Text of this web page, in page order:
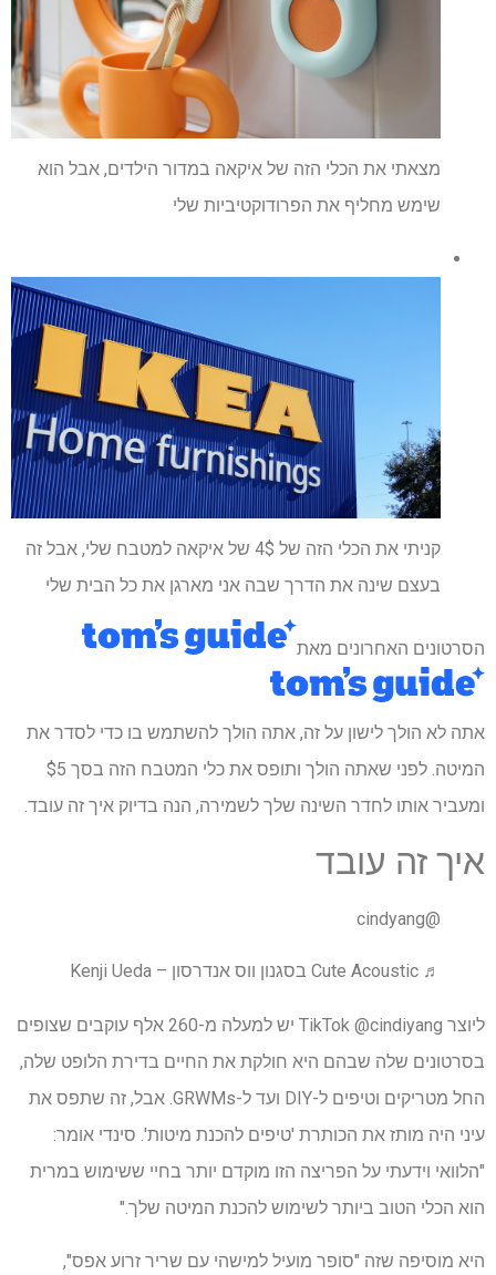
מצאתי את הכלי הזה של איקאה במדור הילדים, אבל הוא
שימש מחליף את הפרודוקטיביות שלי
קניתי את הכלי הזה של 4$ של איקאה למטבח שלי, אבל זה
בעצם שינה את הדרך שבה אני מארגן את כל הבית שלי
הסרטונים האחרונים מאת
אתה לא הולך לישון על זה, אתה הולך להשתמש בו כדי לסדר את
המיטה. לפני שאתה הולך ותופס את כלי המטבח הזה בסך $5
ומעביר אותו לחדר השינה שלך לשמירה, הנה בדיוק איך זה עובד.
איך זה עובד
@cindyang
♬ Cute Acoustic בסגנון ווס אנדרסון – Kenji Ueda
ליוצר TikTok @cindiyang יש למעלה מ-260 אלף עוקבים שצופים
בסרטונים שלה שבהם היא חולקת את החיים בדירת הלופט שלה,
החל מטריקים וטיפים ל-DIY ועד ל-GRWMs. אבל, זה שתפס את
עיני היה מותז את הכותרת 'טיפים להכנת מיטות'. סינדי אומר:
"הלוואי וידעתי על הפריצה הזו מוקדם יותר בחיי ששימוש במרית
הוא הכלי הטוב ביותר לשימוש להכנת המיטה שלך."
היא מוסיפה שזה "סופר מועיל למישהי עם שריר זרוע אפס",